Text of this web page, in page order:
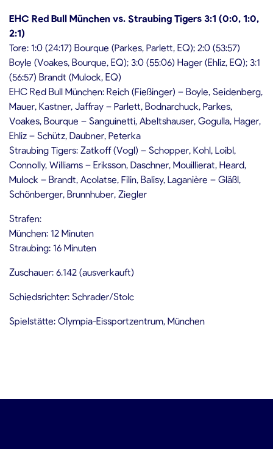
EHC Red Bull München vs. Straubing Tigers 3:1 (0:0, 1:0,
2:1)
Tore: 1:0 (24:17) Bourque (Parkes, Parlett, EQ); 2:0 (53:57)
Boyle (Voakes, Bourque, EQ); 3:0 (55:06) Hager (Ehliz, EQ); 3:1
(56:57) Brandt (Mulock, EQ)
EHC Red Bull München: Reich (Fießinger) – Boyle, Seidenberg,
Mauer, Kastner, Jaffray – Parlett, Bodnarchuck, Parkes,
Voakes, Bourque – Sanguinetti, Abeltshauser, Gogulla, Hager,
Ehliz – Schütz, Daubner, Peterka
Straubing Tigers: Zatkoff (Vogl) – Schopper, Kohl, Loibl,
Connolly, Williams – Eriksson, Daschner, Mouillierat, Heard,
Mulock – Brandt, Acolatse, Filin, Balisy, Laganière – Gläßl,
Schönberger, Brunnhuber, Ziegler
Strafen:
München: 12 Minuten
Straubing: 16 Minuten
Zuschauer: 6.142 (ausverkauft)
Schiedsrichter: Schrader/Stolc
Spielstätte: Olympia-Eissportzentrum, München